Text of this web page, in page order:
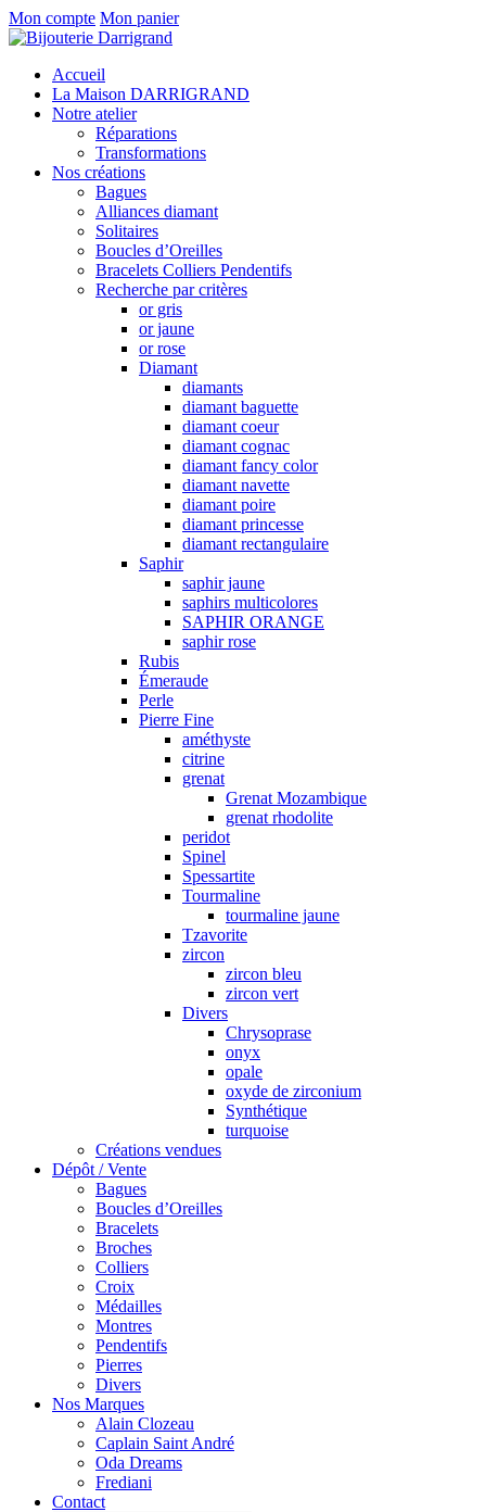
Mon compte Mon panier
Accueil
La Maison DARRIGRAND
Notre atelier
Réparations
Transformations
Nos créations
Bagues
Alliances diamant
Solitaires
Boucles d’Oreilles
Bracelets Colliers Pendentifs
Recherche par critères
or gris
or jaune
or rose
Diamant
diamants
diamant baguette
diamant coeur
diamant cognac
diamant fancy color
diamant navette
diamant poire
diamant princesse
diamant rectangulaire
Saphir
saphir jaune
saphirs multicolores
SAPHIR ORANGE
saphir rose
Rubis
Émeraude
Perle
Pierre Fine
améthyste
citrine
grenat
Grenat Mozambique
grenat rhodolite
peridot
Spinel
Spessartite
Tourmaline
tourmaline jaune
Tzavorite
zircon
zircon bleu
zircon vert
Divers
Chrysoprase
onyx
opale
oxyde de zirconium
Synthétique
turquoise
Créations vendues
Dépôt / Vente
Bagues
Boucles d’Oreilles
Bracelets
Broches
Colliers
Croix
Médailles
Montres
Pendentifs
Pierres
Divers
Nos Marques
Alain Clozeau
Caplain Saint André
Oda Dreams
Frediani
Contact